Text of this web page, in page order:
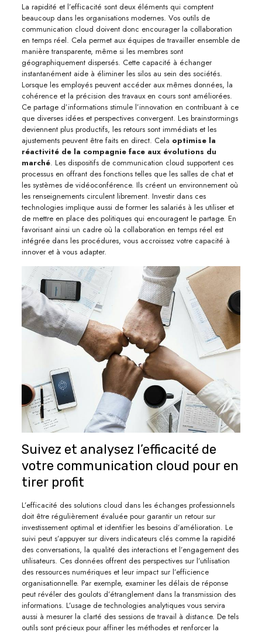
La rapidité et l’efficacité sont deux éléments qui comptent
beaucoup dans les organisations modernes. Vos outils de
communication cloud doivent donc encourager la collaboration
en temps réel. Cela permet aux équipes de travailler ensemble de
manière transparente, même si les membres sont
géographiquement dispersés. Cette capacité à échanger
instantanément aide à éliminer les silos au sein des sociétés.
Lorsque les employés peuvent accéder aux mêmes données, la
cohérence et la précision des travaux en cours sont améliorées.
Ce partage d’informations stimule l’innovation en contribuant à ce
que diverses idées et perspectives convergent. Les brainstormings
deviennent plus productifs, les retours sont immédiats et les
ajustements peuvent être faits en direct. Cela optimise la
réactivité de la compagnie face aux évolutions du
marché. Les dispositifs de communication cloud supportent ces
processus en offrant des fonctions telles que les salles de chat et
les systèmes de vidéoconférence. Ils créent un environnement où
les renseignements circulent librement. Investir dans ces
technologies implique aussi de former les salariés à les utiliser et
de mettre en place des politiques qui encouragent le partage. En
favorisant ainsi un cadre où la collaboration en temps réel est
intégrée dans les procédures, vous accroissez votre capacité à
innover et à vous adapter.
Suivez et analysez l’efficacité de
votre communication cloud pour en
tirer profit
L’efficacité des solutions cloud dans les échanges professionnels
doit être régulièrement évaluée pour garantir un retour sur
investissement optimal et identifier les besoins d’amélioration. Le
suivi peut s’appuyer sur divers indicateurs clés comme la rapidité
des conversations, la qualité des interactions et l’engagement des
utilisateurs. Ces données offrent des perspectives sur l’utilisation
des ressources numériques et leur impact sur l’efficience
organisationnelle. Par exemple, examiner les délais de réponse
peut révéler des goulots d’étranglement dans la transmission des
informations. L’usage de technologies analytiques vous servira
aussi à mesurer la clarté des sessions de travail à distance. De tels
outils sont précieux pour affiner les méthodes et renforcer la